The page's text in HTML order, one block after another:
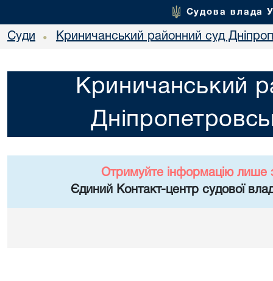
Судова влада
Суди • Криничанський районний суд
Криничанський
Отримуйте інформацію лише
Єдиний Контакт-центр судової